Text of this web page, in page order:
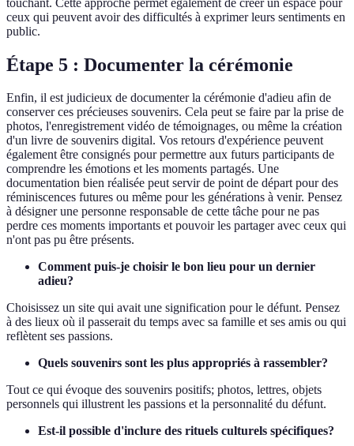
ceux qui peuvent avoir des difficultés à exprimer leurs sentiments en
public.
Étape 5 : Documenter la cérémonie
Enfin, il est judicieux de documenter la cérémonie d'adieu afin de
conserver ces précieuses souvenirs. Cela peut se faire par la prise de
photos, l'enregistrement vidéo de témoignages, ou même la création
d'un livre de souvenirs digital. Vos retours d'expérience peuvent
également être consignés pour permettre aux futurs participants de
comprendre les émotions et les moments partagés. Une
documentation bien réalisée peut servir de point de départ pour des
réminiscences futures ou même pour les générations à venir. Pensez
à désigner une personne responsable de cette tâche pour ne pas
perdre ces moments importants et pouvoir les partager avec ceux qui
n'ont pas pu être présents.
Comment puis-je choisir le bon lieu pour un dernier
adieu?
Choisissez un site qui avait une signification pour le défunt. Pensez
à des lieux où il passerait du temps avec sa famille et ses amis ou qui
reflètent ses passions.
Quels souvenirs sont les plus appropriés à rassembler?
Tout ce qui évoque des souvenirs positifs; photos, lettres, objets
personnels qui illustrent les passions et la personnalité du défunt.
Est-il possible d'inclure des rituels culturels spécifiques?